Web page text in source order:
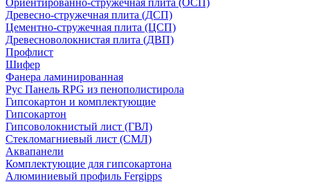
Ориентированно-стружечная плита (ОСП)
Древесно-стружечная плита (ДСП)
Цементно-стружечная плита (ЦСП)
Древесноволокнистая плита (ДВП)
Профлист
Шифер
Фанера ламинированная
Рус Панель RPG из пенополистирола
Гипсокартон и комплектующие
Гипсокартон
Гипсоволокнистый лист (ГВЛ)
Стекломагниевый лист (СМЛ)
Аквапанели
Комплектующие для гипсокартона
Алюминиевый профиль Fergipps